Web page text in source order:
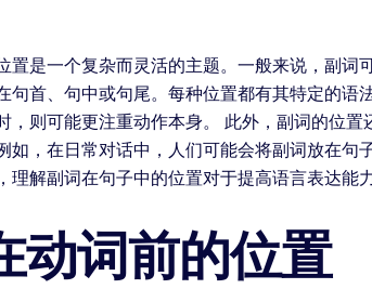
置是一个复杂而灵活的主题。一般来说，副
句首、句中或句尾。每种位置都有其特定的语
，则可能更注重动作本身。 此外，副词的位
如，在日常对话中，人们可能会将副词放在
理解副词在句子中的位置对于提高语言表达能
动词前的位置